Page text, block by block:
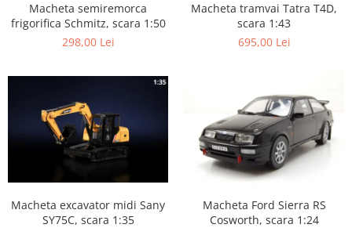
Macheta semiremorca
frigorifica Schmitz, scara 1:50
298,00 Lei
Macheta tramvai Tatra T4D,
scara 1:43
695,00 Lei
Macheta excavator midi Sany
SY75C, scara 1:35
Macheta Ford Sierra RS
Cosworth, scara 1:24